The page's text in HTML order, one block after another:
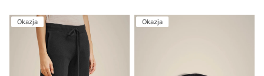
Lista produktów
Okazja Okazja